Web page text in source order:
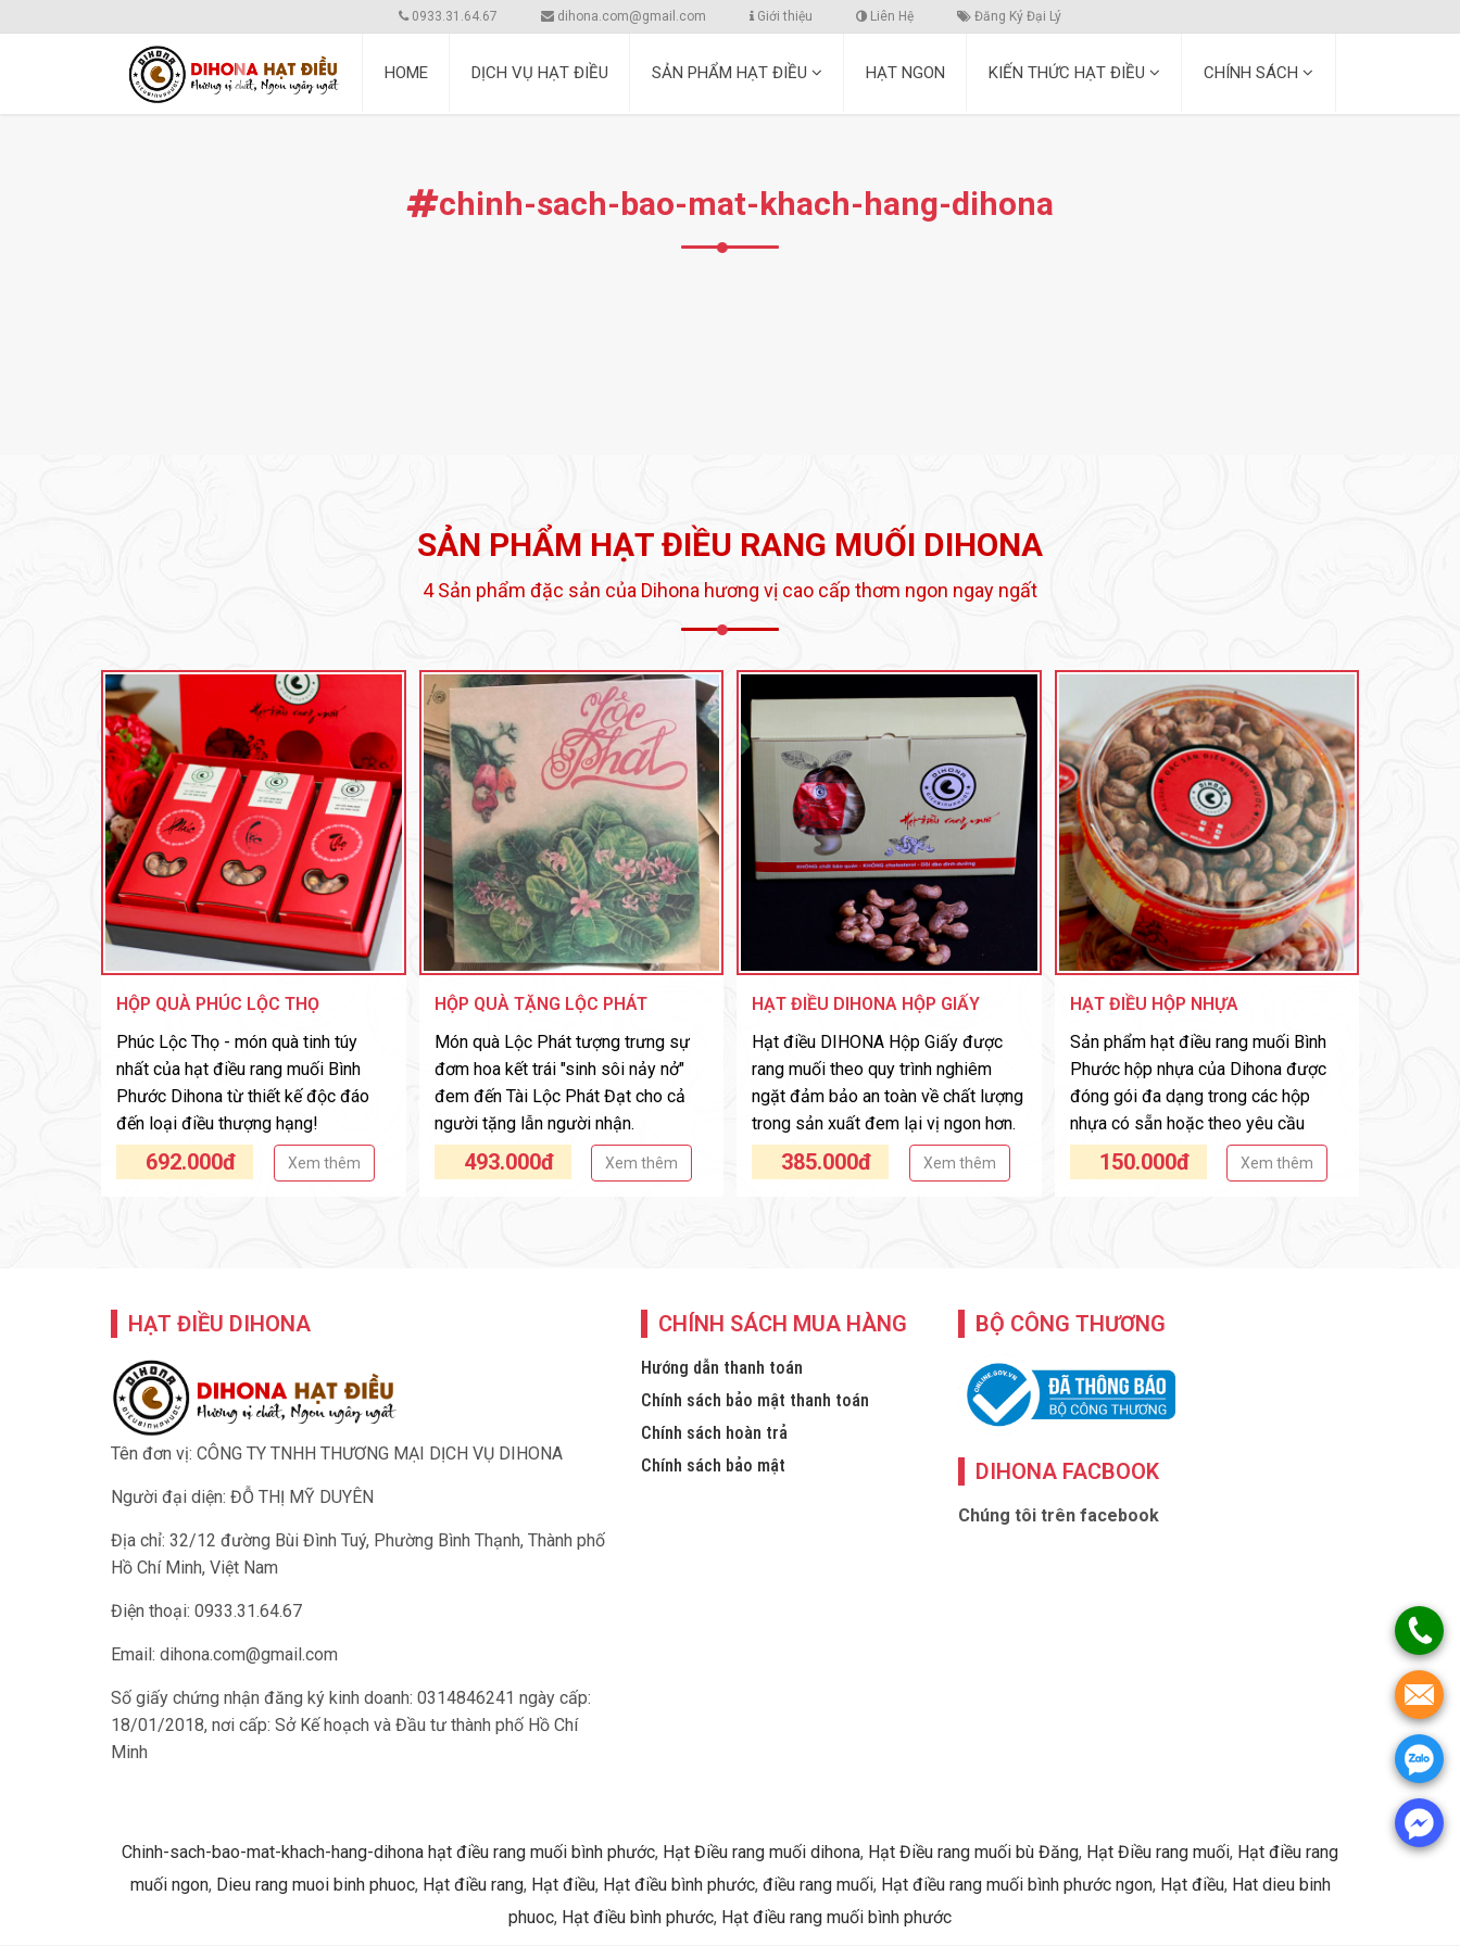
0933.31.64.67 dihona.com@gmail.com Giới thiệu Liên Hệ Đăng Ký Đại Lý
HOME DỊCH VỤ HẠT ĐIỀU SẢN PHẨM HẠT ĐIỀU HẠT NGON KIẾN THỨC HẠT ĐIỀU CHÍNH SÁCH
chinh-sach-bao-mat-khach-hang-dihona
SẢN PHẨM HẠT ĐIỀU RANG MUỐI DIHONA
4 Sản phẩm đặc sản của Dihona hương vị cao cấp thơm ngon ngay ngất
HỘP QUÀ PHÚC LỘC THỌ
Phúc Lộc Thọ - món quà tinh túy
nhất của hạt điều rang muối Bình
Phước Dihona từ thiết kế độc đáo
đến loại điều thượng hạng!
692.000đ Xem thêm
HỘP QUÀ TẶNG LỘC PHÁT
Món quà Lộc Phát tượng trưng sự
đơm hoa kết trái "sinh sôi nảy nở"
đem đến Tài Lộc Phát Đạt cho cả
người tặng lẫn người nhận.
493.000đ Xem thêm
HẠT ĐIỀU DIHONA HỘP GIẤY
Hạt điều DIHONA Hộp Giấy được
rang muối theo quy trình nghiêm
ngặt đảm bảo an toàn về chất lượng
trong sản xuất đem lại vị ngon hơn.
385.000đ Xem thêm
HẠT ĐIỀU HỘP NHỰA
Sản phẩm hạt điều rang muối Bình
Phước hộp nhựa của Dihona được
đóng gói đa dạng trong các hộp
nhựa có sẵn hoặc theo yêu cầu
150.000đ Xem thêm
HẠT ĐIỀU DIHONA
Tên đơn vị: CÔNG TY TNHH THƯƠNG MẠI DỊCH VỤ DIHONA
Người đại diện: ĐỖ THỊ MỸ DUYÊN
Địa chỉ: 32/12 đường Bùi Đình Tuý, Phường Bình Thạnh, Thành phố
Hồ Chí Minh, Việt Nam
Điện thoại: 0933.31.64.67
Email: dihona.com@gmail.com
Số giấy chứng nhận đăng ký kinh doanh: 0314846241 ngày cấp:
18/01/2018, nơi cấp: Sở Kế hoạch và Đầu tư thành phố Hồ Chí
Minh
CHÍNH SÁCH MUA HÀNG
Hướng dẫn thanh toán
Chính sách bảo mật thanh toán
Chính sách hoàn trả
Chính sách bảo mật
BỘ CÔNG THƯƠNG
DIHONA FACBOOK
Chúng tôi trên facebook
Chinh-sach-bao-mat-khach-hang-dihona hạt điều rang muối bình phước, Hạt Điều rang muối dihona, Hạt Điều rang muối bù Đăng, Hạt Điều rang muối, Hạt điều rang
muối ngon, Dieu rang muoi binh phuoc, Hạt điều rang, Hạt điều, Hạt điều bình phước, điều rang muối, Hạt điều rang muối bình phước ngon, Hạt điều, Hat dieu binh
phuoc, Hạt điều bình phước, Hạt điều rang muối bình phước